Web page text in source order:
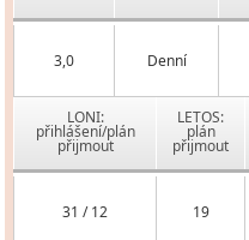
3,0 Denní
LONI:
přihlášení/plán
přijmout
LETOS:
plán
přijmout
31 / 12 19